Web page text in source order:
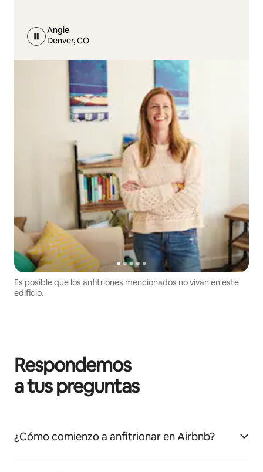
Angie
Denver, CO
Es posible que los anfitriones mencionados no vivan en este
edificio.
Respondemos
a tus preguntas
¿Cómo comienzo a anfitrionar en Airbnb?